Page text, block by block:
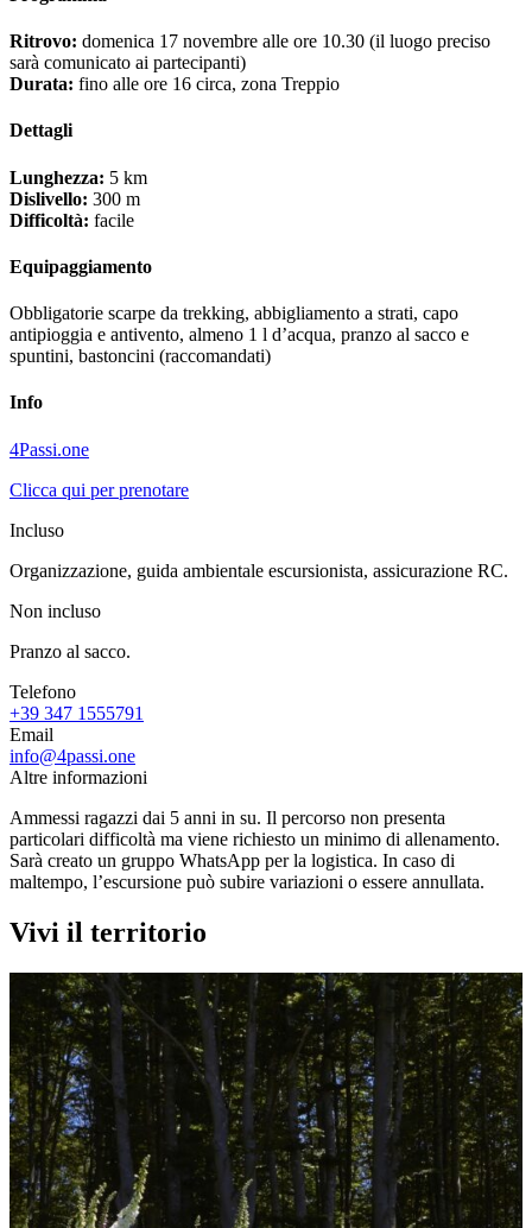
Ritrovo: domenica 17 novembre alle ore 10.30 (il luogo preciso
sarà comunicato ai partecipanti)
Durata: fino alle ore 16 circa, zona Treppio
Dettagli
Lunghezza: 5 km
Dislivello: 300 m
Difficoltà: facile
Equipaggiamento
Obbligatorie scarpe da trekking, abbigliamento a strati, capo
antipioggia e antivento, almeno 1 l d’acqua, pranzo al sacco e
spuntini, bastoncini (raccomandati)
Info
4Passi.one
Clicca qui per prenotare
Incluso
Organizzazione, guida ambientale escursionista, assicurazione RC.
Non incluso
Pranzo al sacco.
Telefono
+39 347 1555791
Email
info@4passi.one
Altre informazioni
Ammessi ragazzi dai 5 anni in su. Il percorso non presenta
particolari difficoltà ma viene richiesto un minimo di allenamento.
Sarà creato un gruppo WhatsApp per la logistica. In caso di
maltempo, l’escursione può subire variazioni o essere annullata.
Vivi il territorio